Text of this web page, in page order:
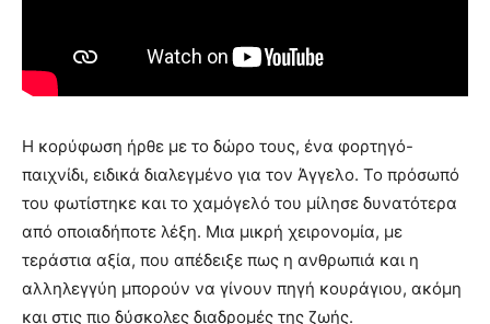
Η κορύφωση ήρθε με το δώρο τους, ένα φορτηγό-
παιχνίδι, ειδικά διαλεγμένο για τον Άγγελο. Το πρόσωπό
του φωτίστηκε και το χαμόγελό του μίλησε δυνατότερα
από οποιαδήποτε λέξη. Μια μικρή χειρονομία, με
τεράστια αξία, που απέδειξε πως η ανθρωπιά και η
αλληλεγγύη μπορούν να γίνουν πηγή κουράγιου, ακόμη
και στις πιο δύσκολες διαδρομές της ζωής.